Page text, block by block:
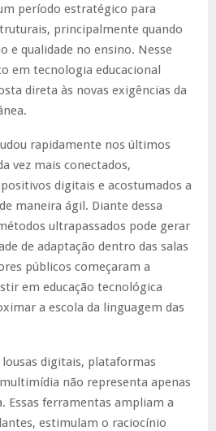
período estratégico para
principalmente quando
e qualidade no ensino. Nesse
em tecnologia educacional
direta às novas exigências da
rapidamente nos últimos
vez mais conectados,
digitais e acostumados a
maneira ágil. Diante dessa
ultrapassados pode gerar
de adaptação dentro das salas
públicos começaram a
em educação tecnológica
a escola da linguagem das
digitais, plataformas
não representa apenas
Essas ferramentas ampliam a
estimulam o raciocínio